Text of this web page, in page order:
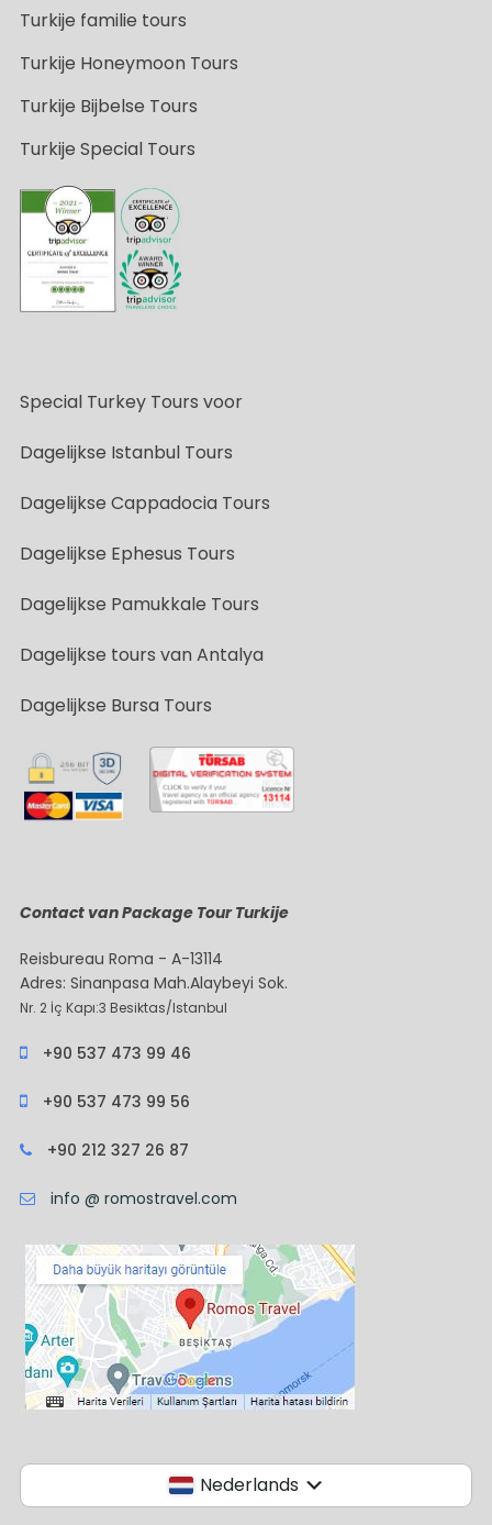
Turkije familie tours
Turkije Honeymoon Tours
Turkije Bijbelse Tours
Turkije Special Tours
Special Turkey Tours voor
Dagelijkse Istanbul Tours
Dagelijkse Cappadocia Tours
Dagelijkse Ephesus Tours
Dagelijkse Pamukkale Tours
Dagelijkse tours van Antalya
Dagelijkse Bursa Tours
Contact van Package Tour Turkije
Reisbureau Roma - A-13114
Adres: Sinanpasa Mah.Alaybeyi Sok.
Nr. 2 İç Kapı:3 Besiktas/Istanbul
+90 537 473 99 46
+90 537 473 99 56
+90 212 327 26 87
info @ romostravel.com
Nederlands